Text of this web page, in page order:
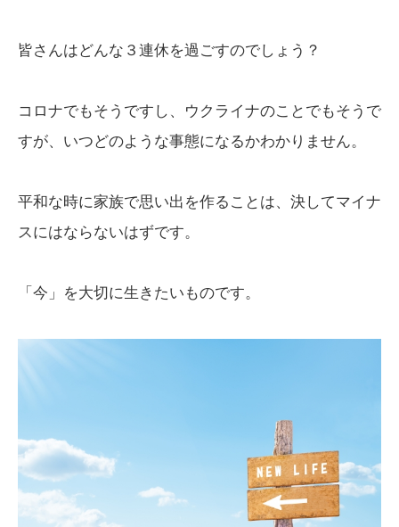
皆さんはどんな３連休を過ごすのでしょう？
コロナでもそうですし、ウクライナのことでもそうで
すが、いつどのような事態になるかわかりません。
平和な時に家族で思い出を作ることは、決してマイナ
スにはならないはずです。
「今」を大切に生きたいものです。